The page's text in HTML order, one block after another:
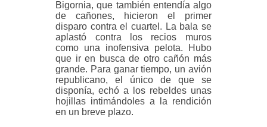
Bigornia, que también entendía algo
de cañones, hicieron el primer
disparo contra el cuartel. La bala se
aplastó contra los recios muros
como una inofensiva pelota. Hubo
que ir en busca de otro cañón más
grande. Para ganar tiempo, un avión
republicano, el único de que se
disponía, echó a los rebeldes unas
hojillas intimándoles a la rendición
en un breve plazo.